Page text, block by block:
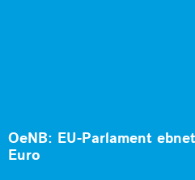
OeNB: EU-Parlament
Euro